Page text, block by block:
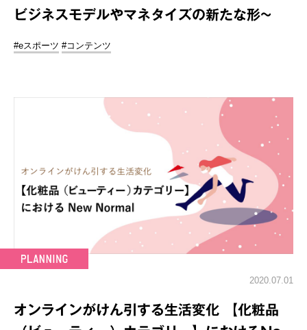
ビジネスモデルやマネタイズの新たな形~
#eスポーツ #コンテンツ
2020.07.01
オンラインがけん引する生活変化 【化粧品